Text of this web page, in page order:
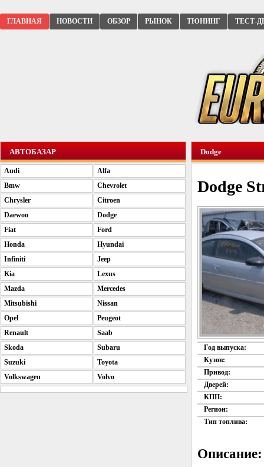
ГЛАВНАЯ НОВОСТИ ОБЗОР РЫНОК ТЮНИНГ ТЕСТ-
Dodge
Dodge
Год выпуска:
Кузов:
Привод:
Дверей:
КПП:
Регион:
Тип топлива:
Описание:
АВТОБАЗАР
Audi
Alfa
Bmw
Chevrolet
Chrysler
Citroen
Daewoo
Dodge
Fiat
Ford
Honda
Hyundai
Infiniti
Jeep
Kia
Lexus
Mazda
Mercedes
Mitsubishi
Nissan
Opel
Peugeot
Renault
Saab
Skoda
Subaru
Suzuki
Toyota
Volkswagen
Volvo